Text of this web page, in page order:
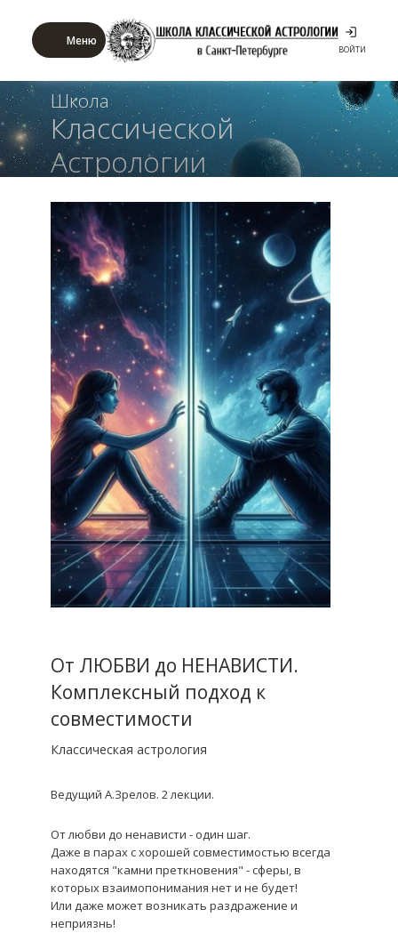
Меню
ВОЙТИ
Школа
Классической
Астрологии
От ЛЮБВИ до НЕНАВИСТИ.
Комплексный подход к
совместимости
Классическая астрология
Ведущий А.Зрелов. 2 лекции.
От любви до ненависти - один шаг.
Даже в парах с хорошей совместимостью всегда
находятся "камни преткновения" - сферы, в
которых взаимопонимания нет и не будет!
Или даже может возникать раздражение и
неприязнь!